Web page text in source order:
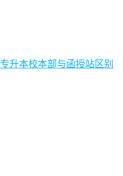
升本校本部与函授站区别